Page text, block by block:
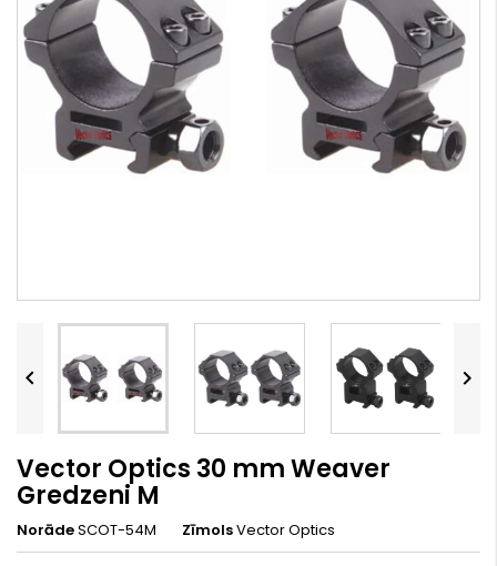
 
Vector Optics 30 mm Weaver
Gredzeni M
NorādeSCOT-54M ZīmolsVector Optics